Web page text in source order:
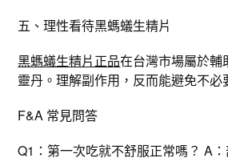
五、理性看待黑螞蟻生精片
黑螞蟻生精片正品在台灣市場屬於輔
靈丹。理解副作用，反而能避免不必
F&A 常見問答
Q1：第一次吃就不舒服正常嗎？ A